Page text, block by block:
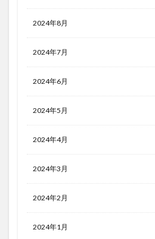
2024年8月
2024年7月
2024年6月
2024年5月
2024年4月
2024年3月
2024年2月
2024年1月